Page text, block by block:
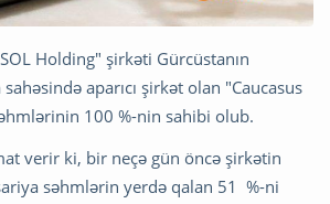
Holding" şirkəti Gürcüstanın
aparıcı şirkət olan "Caucasus
100 %-nin sahibi olub.
verir ki, bir neçə gün öncə şirkətin
səhmlərin yerdə qalan 51 %-ni